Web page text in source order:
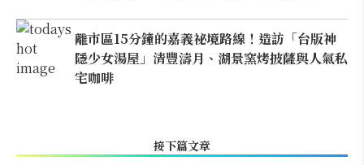
離市區15分鐘的嘉義祕境路線！造訪「台版神
隱少女湯屋」清豐濤月、湖景窯烤披薩與人氣私
宅咖啡
接下篇文章